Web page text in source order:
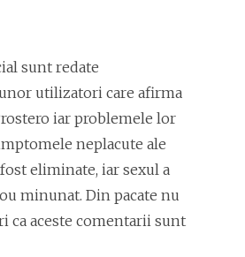
sunt redate
utilizatori care afirma
iar problemele lor
neplacute ale
eliminate, iar sexul a
minunat. Din pacate nu
ca aceste comentarii sunt